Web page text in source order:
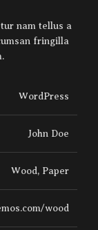
nam tellus a
fringilla
WordPress
John Doe
Wood, Paper
wood